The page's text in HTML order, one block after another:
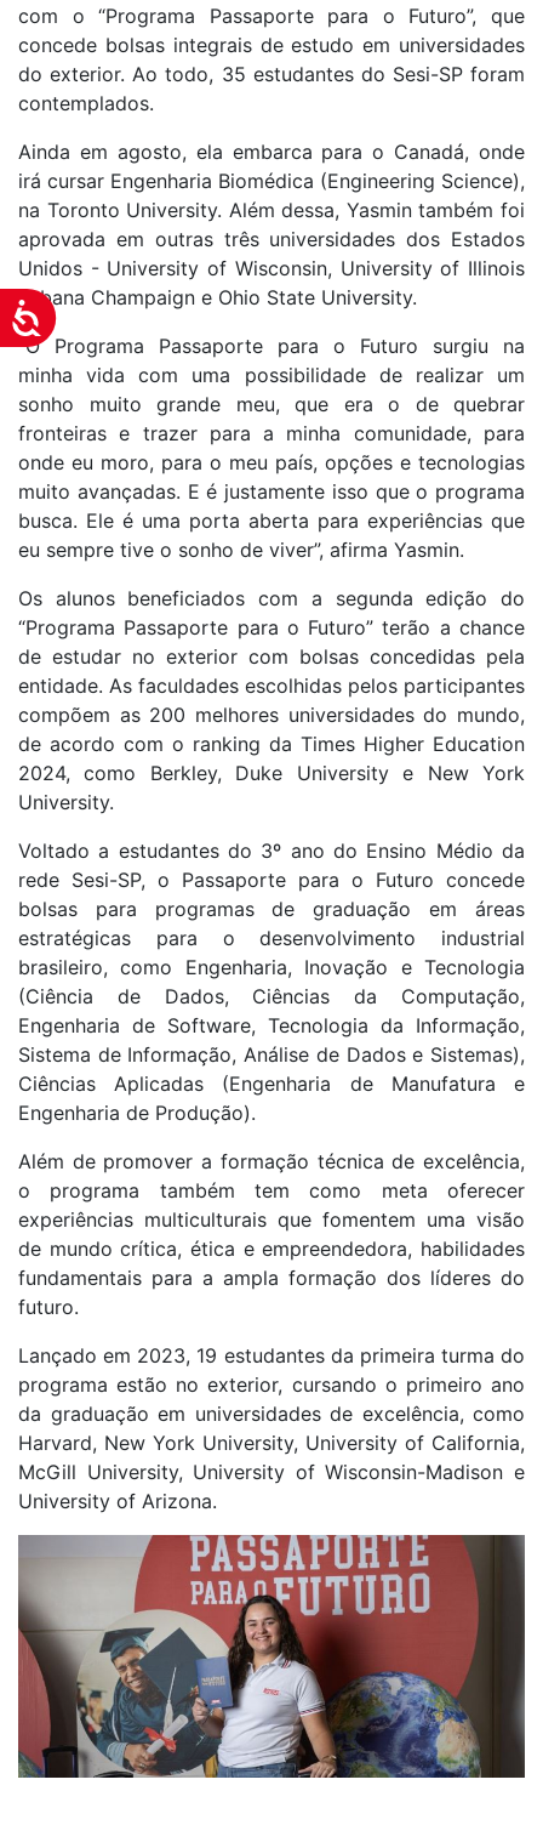
Acessibilidade
com o “Programa Passaporte para o Futuro”, que
concede bolsas integrais de estudo em universidades
do exterior. Ao todo, 35 estudantes do Sesi-SP foram
contemplados.
Ainda em agosto, ela embarca para o Canadá, onde
irá cursar Engenharia Biomédica (Engineering Science),
na Toronto University. Além dessa, Yasmin também foi
aprovada em outras três universidades dos Estados
Unidos - University of Wisconsin, University of Illinois
Urbana Champaign e Ohio State University.
“O Programa Passaporte para o Futuro surgiu na
minha vida com uma possibilidade de realizar um
sonho muito grande meu, que era o de quebrar
fronteiras e trazer para a minha comunidade, para
onde eu moro, para o meu país, opções e tecnologias
muito avançadas. E é justamente isso que o programa
busca. Ele é uma porta aberta para experiências que
eu sempre tive o sonho de viver”, afirma Yasmin.
Os alunos beneficiados com a segunda edição do
“Programa Passaporte para o Futuro” terão a chance
de estudar no exterior com bolsas concedidas pela
entidade. As faculdades escolhidas pelos participantes
compõem as 200 melhores universidades do mundo,
de acordo com o ranking da Times Higher Education
2024, como Berkley, Duke University e New York
University.
Voltado a estudantes do 3º ano do Ensino Médio da
rede Sesi-SP, o Passaporte para o Futuro concede
bolsas para programas de graduação em áreas
estratégicas para o desenvolvimento industrial
brasileiro, como Engenharia, Inovação e Tecnologia
(Ciência de Dados, Ciências da Computação,
Engenharia de Software, Tecnologia da Informação,
Sistema de Informação, Análise de Dados e Sistemas),
Ciências Aplicadas (Engenharia de Manufatura e
Engenharia de Produção).
Além de promover a formação técnica de excelência,
o programa também tem como meta oferecer
experiências multiculturais que fomentem uma visão
de mundo crítica, ética e empreendedora, habilidades
fundamentais para a ampla formação dos líderes do
futuro.
Lançado em 2023, 19 estudantes da primeira turma do
programa estão no exterior, cursando o primeiro ano
da graduação em universidades de excelência, como
Harvard, New York University, University of California,
McGill University, University of Wisconsin-Madison e
University of Arizona.